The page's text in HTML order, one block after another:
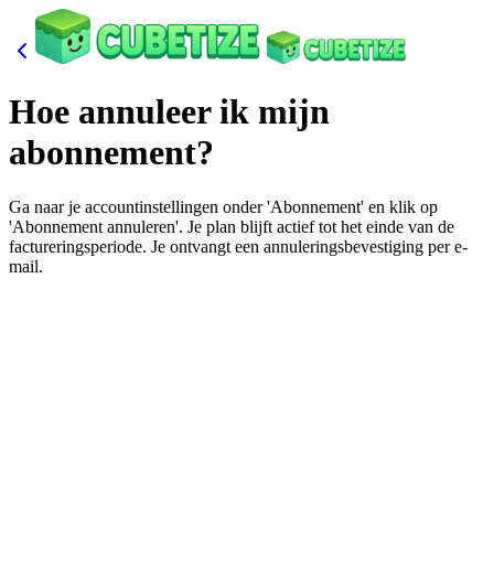
Hoe annuleer ik mijn
abonnement?
Ga naar je accountinstellingen onder 'Abonnement' en klik op
'Abonnement annuleren'. Je plan blijft actief tot het einde van de
factureringsperiode. Je ontvangt een annuleringsbevestiging per e-
mail.